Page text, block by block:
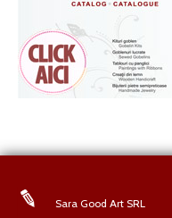
Sara Good Art SRL